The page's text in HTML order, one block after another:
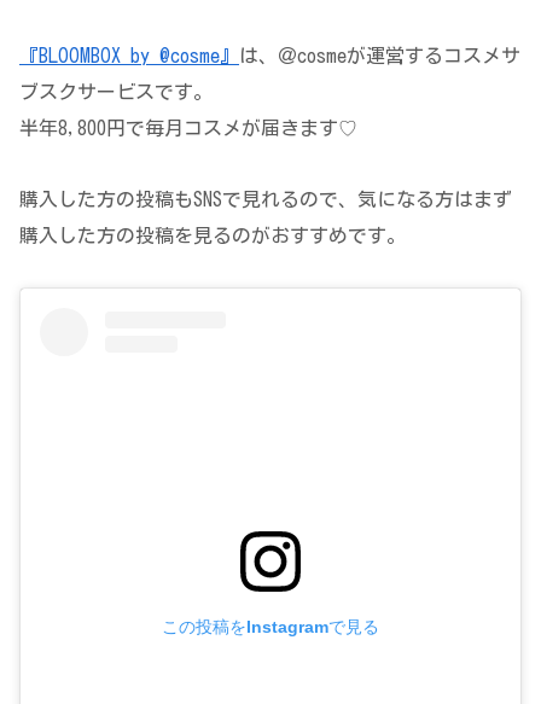
『BLOOMBOX by @cosme』
は、＠cosmeが運営するコスメサ
ブスクサービスです。
半年8,800円で毎月コスメが届きます♡
購入した方の投稿もSNSで見れるので、気になる方はまず
購入した方の投稿を見るのがおすすめです。
この投稿をInstagramで見る